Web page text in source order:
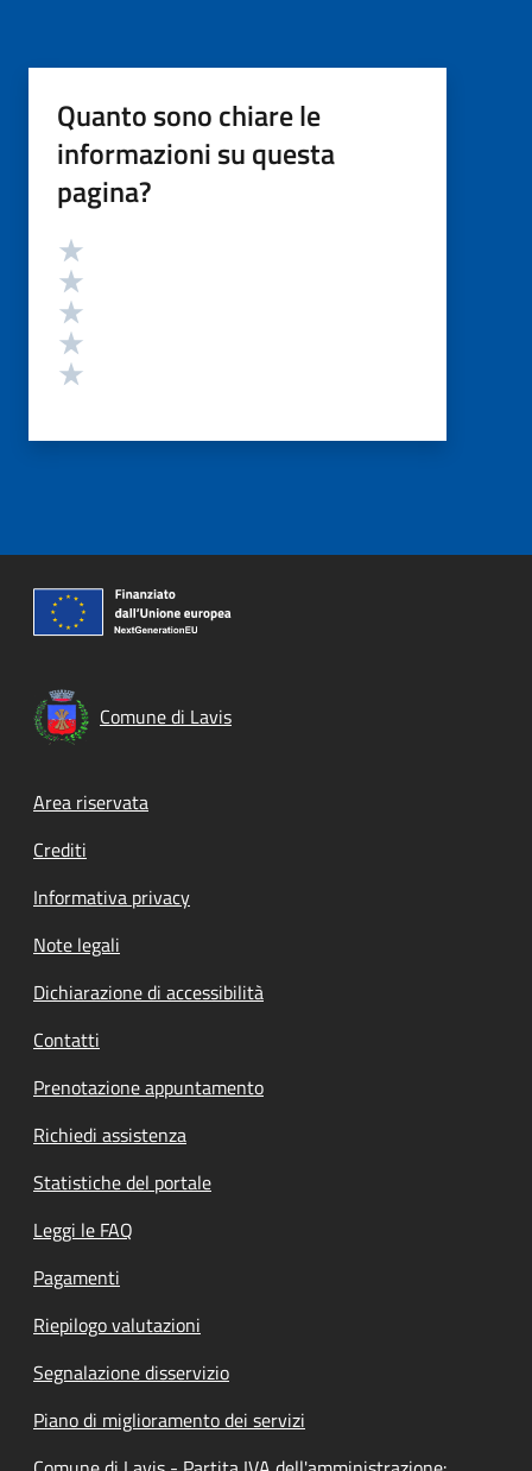
Quanto sono chiare le
informazioni su questa
pagina?
Valutazione
Comune di Lavis
Footer menu
Area riservata
Crediti
Informativa privacy
Note legali
Dichiarazione di accessibilità
Contatti
Prenotazione appuntamento
Richiedi assistenza
Statistiche del portale
Leggi le FAQ
Pagamenti
Riepilogo valutazioni
Segnalazione disservizio
Piano di miglioramento dei servizi